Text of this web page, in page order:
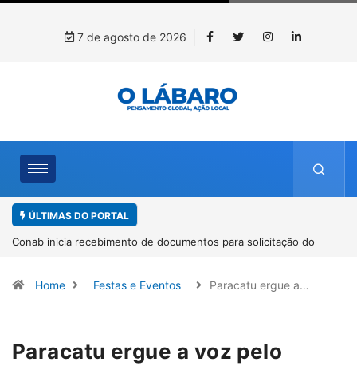
7 de agosto de 2026
ÚLTIMAS DO PORTAL
Conab inicia recebimento de documentos para solicitação do
Home Festas e Eventos Paracatu ergue a…
Paracatu ergue a voz pelo